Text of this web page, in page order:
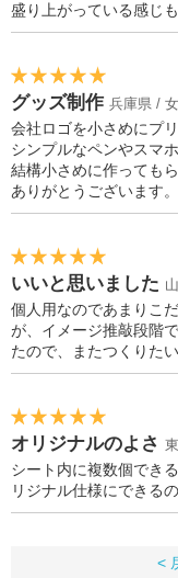
盛り上がっている感じ
グッズ制作 兵庫県 /
会社ロゴを小さめにプ
シンプルなペンやスマ
結構小さめに作っても
ありがとうございます。
いいと思いました
個人用なのであまりこ
が、イメージ推敲段階
たので、またつくりた
オリジナルのよさ
シート内に複数個でき
リジナル仕様にできる
<